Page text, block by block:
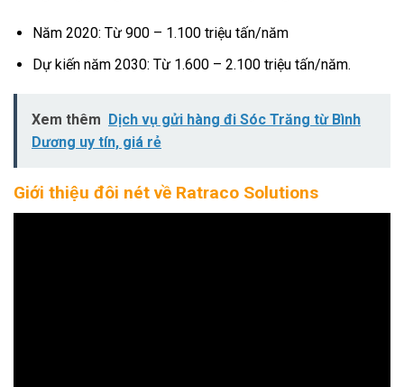
Năm 2020: Từ 900 – 1.100 triệu tấn/năm
Dự kiến năm 2030: Từ 1.600 – 2.100 triệu tấn/năm.
Xem thêm
Dịch vụ gửi hàng đi Sóc Trăng từ Bình
Dương uy tín, giá rẻ
Giới thiệu đôi nét về Ratraco Solutions